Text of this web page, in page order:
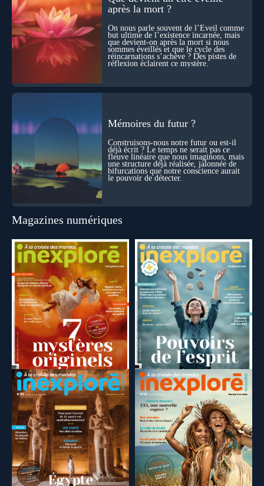
des ponts avec nos intuitions métaphysiques sur le cycle de
l’âme ? Nous en parlons avec Abdel Aouacheria, docteur en
biochimie et spécialiste de la mort cellulaire.
après la mort ?
On nous parle souvent de l’Éveil comme
but ultime de l’existence incarnée, mais
que devient-on après la mort si nous
sommes éveillés et que le cycle des
réincarnations s’achève ? Des pistes de
réflexion éclairent ce mystère.
Mémoires du futur ?
Construisons-nous notre futur ou est-il
déjà écrit ? Le temps ne serait pas ce
fleuve linéaire que nous imaginons, mais
une structure déjà réalisée, jalonnée de
bifurcations que notre conscience aurait
le pouvoir de détecter.
Magazines numériques